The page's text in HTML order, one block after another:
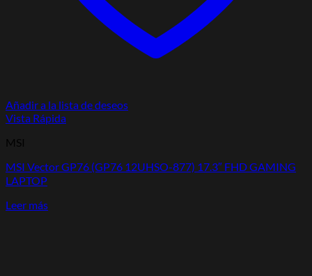
Añadir a la lista de deseos
Vista Rápida
MSI
MSI Vector GP76 (GP76 12UHSO-877) 17.3″ FHD GAMING
LAPTOP
Leer más